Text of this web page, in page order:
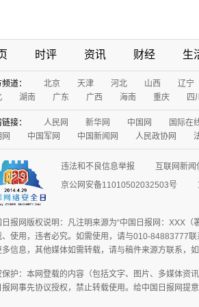
时评 资讯 财经 生
道： 北京 天津 河北 山西 辽宁
湖南 广东 广西 海南 重庆 四川
接： 人民网 新华网 中国网 国际在
中国军网 中国新闻网 人民政协网
违法和不良信息举报 互联网新
京公网安备11010502032503号
日报网版权说明：凡注明来源为“中国日报网：XXX
、使用，违者必究。如需使用，请与010-84883777
多信息，其他媒体如需转载，请与稿件来源方联系，
保护：本网登载的内容（包括文字、图片、多媒体资
报网事先协议授权，禁止转载使用。给中国日报网提